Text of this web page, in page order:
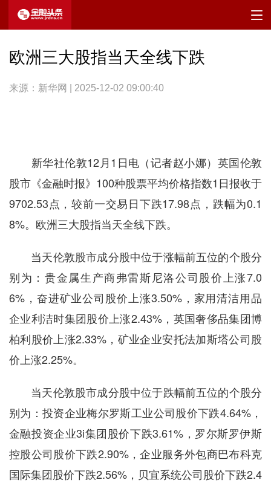
欧洲三大股指当天全线下跌
来源：新华网 | 2025-12-02 09:00:40
新华社伦敦12月1日电（记者赵小娜）英国伦敦
股市《金融时报》100种股票平均价格指数1日报收于
9702.53点，较前一交易日下跌17.98点，跌幅为0.1
8%。欧洲三大股指当天全线下跌。
当天伦敦股市成分股中位于涨幅前五位的个股分
别为：贵金属生产商弗雷斯尼洛公司股价上涨7.0
6%，奋进矿业公司股价上涨3.50%，家用清洁用品
企业利洁时集团股价上涨2.43%，英国奢侈品集团博
柏利股价上涨2.33%，矿业企业安托法加斯塔公司股
价上涨2.25%。
当天伦敦股市成分股中位于跌幅前五位的个股分
别为：投资企业梅尔罗斯工业公司股价下跌4.64%，
金融投资企业3i集团股价下跌3.61%，罗尔斯罗伊斯
控股公司股价下跌2.90%，企业服务外包商巴布科克
国际集团股价下跌2.56%，贝宜系统公司股价下跌2.4